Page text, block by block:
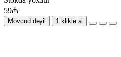
59₼
Mövcud deyil 1 kliklə al